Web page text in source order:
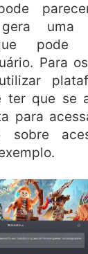
uma
pode
Para
ter que se
para
sobre